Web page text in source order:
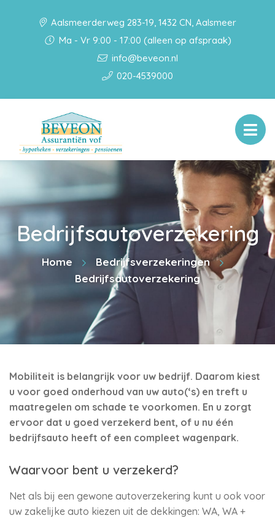
Aalsmeerderweg 283-19, 1432 CN, Aalsmeer
Ma - Vr 9:00 - 17:00 (alleen op afspraak)
info@beveon.nl
020-4539000
Bedrijfsautoverzekering
Home
Bedrijfsverzekeringen
Bedrijfsautoverzekering
Mobiliteit is belangrijk voor uw bedrijf. Daarom kiest
u voor goed onderhoud van uw auto(‘s) en treft u
maatregelen om schade te voorkomen. En u zorgt
ervoor dat u goed verzekerd bent, of u nu één
bedrijfsauto heeft of een compleet wagenpark.
Waarvoor bent u verzekerd?
Net als bij een gewone autoverzekering kunt u ook voor
uw zakelijke auto kiezen uit de dekkingen: WA, WA +